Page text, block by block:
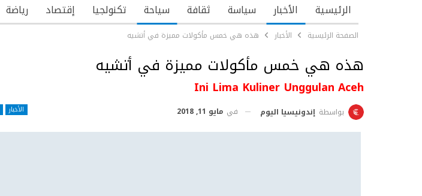
الرئيسية الأخبار سياسة ثقافة سياحة تكنولجيا إقتصاد رياضة
الصفحة الرئيسية الأخبار هذه هي خمس مأكولات مميزة في أتشيه
هذه هي خمس مأكولات مميزة في أتشيه
Ini Lima Kuliner Unggulan Aceh
الأخبار بواسطة إندونيسيا اليوم في مايو 11, 2018